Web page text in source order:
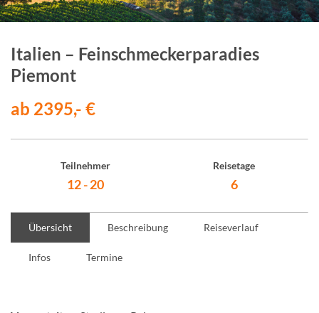
Italien – Feinschmeckerparadies
Piemont
ab 2395,- €
Teilnehmer
12 - 20
Reisetage
6
Übersicht Beschreibung Reiseverlauf
Infos Termine